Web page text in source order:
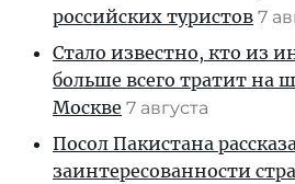
российских туристов 7
Стало известно, кто из
больше всего тратит на
Москве 7 августа
Посол Пакистана
заинтересованности